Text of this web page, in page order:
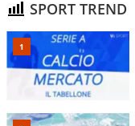
SPORT TREND